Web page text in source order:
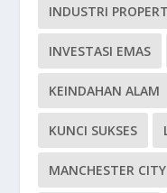
INDUSTRI
INVESTASI EMAS
KEINDAHAN ALAM
KUNCI SUKSES
MANCHESTER CITY